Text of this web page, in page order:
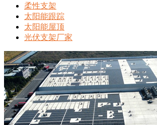
柔性支架
太阳能跟踪
太阳能屋顶
光伏支架厂家